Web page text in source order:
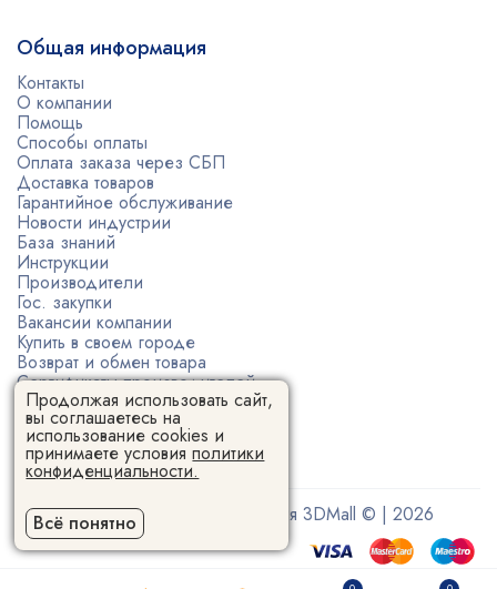
Общая информация
Контакты
О компании
Помощь
Способы оплаты
Оплата заказа через СБП
Доставка товаров
Гарантийное обслуживание
Новости индустрии
База знаний
Инструкции
Производители
Гос. закупки
Вакансии компании
Купить в своем городе
Возврат и обмен товара
Сертификаты производителей
Политика конфиденциальности
Пользовательское соглашение
Поставщик 3D-оборудования 3DMall © | 2026
Продолжая использовать сайт,
вы соглашаетесь на
использование cookies и
принимаете условияполитики
конфиденциальности.
Всё понятно